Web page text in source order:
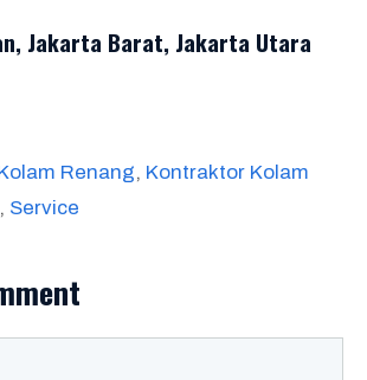
Jakarta Barat, Jakarta Utara
Renang, Kontraktor Kolam
, Service